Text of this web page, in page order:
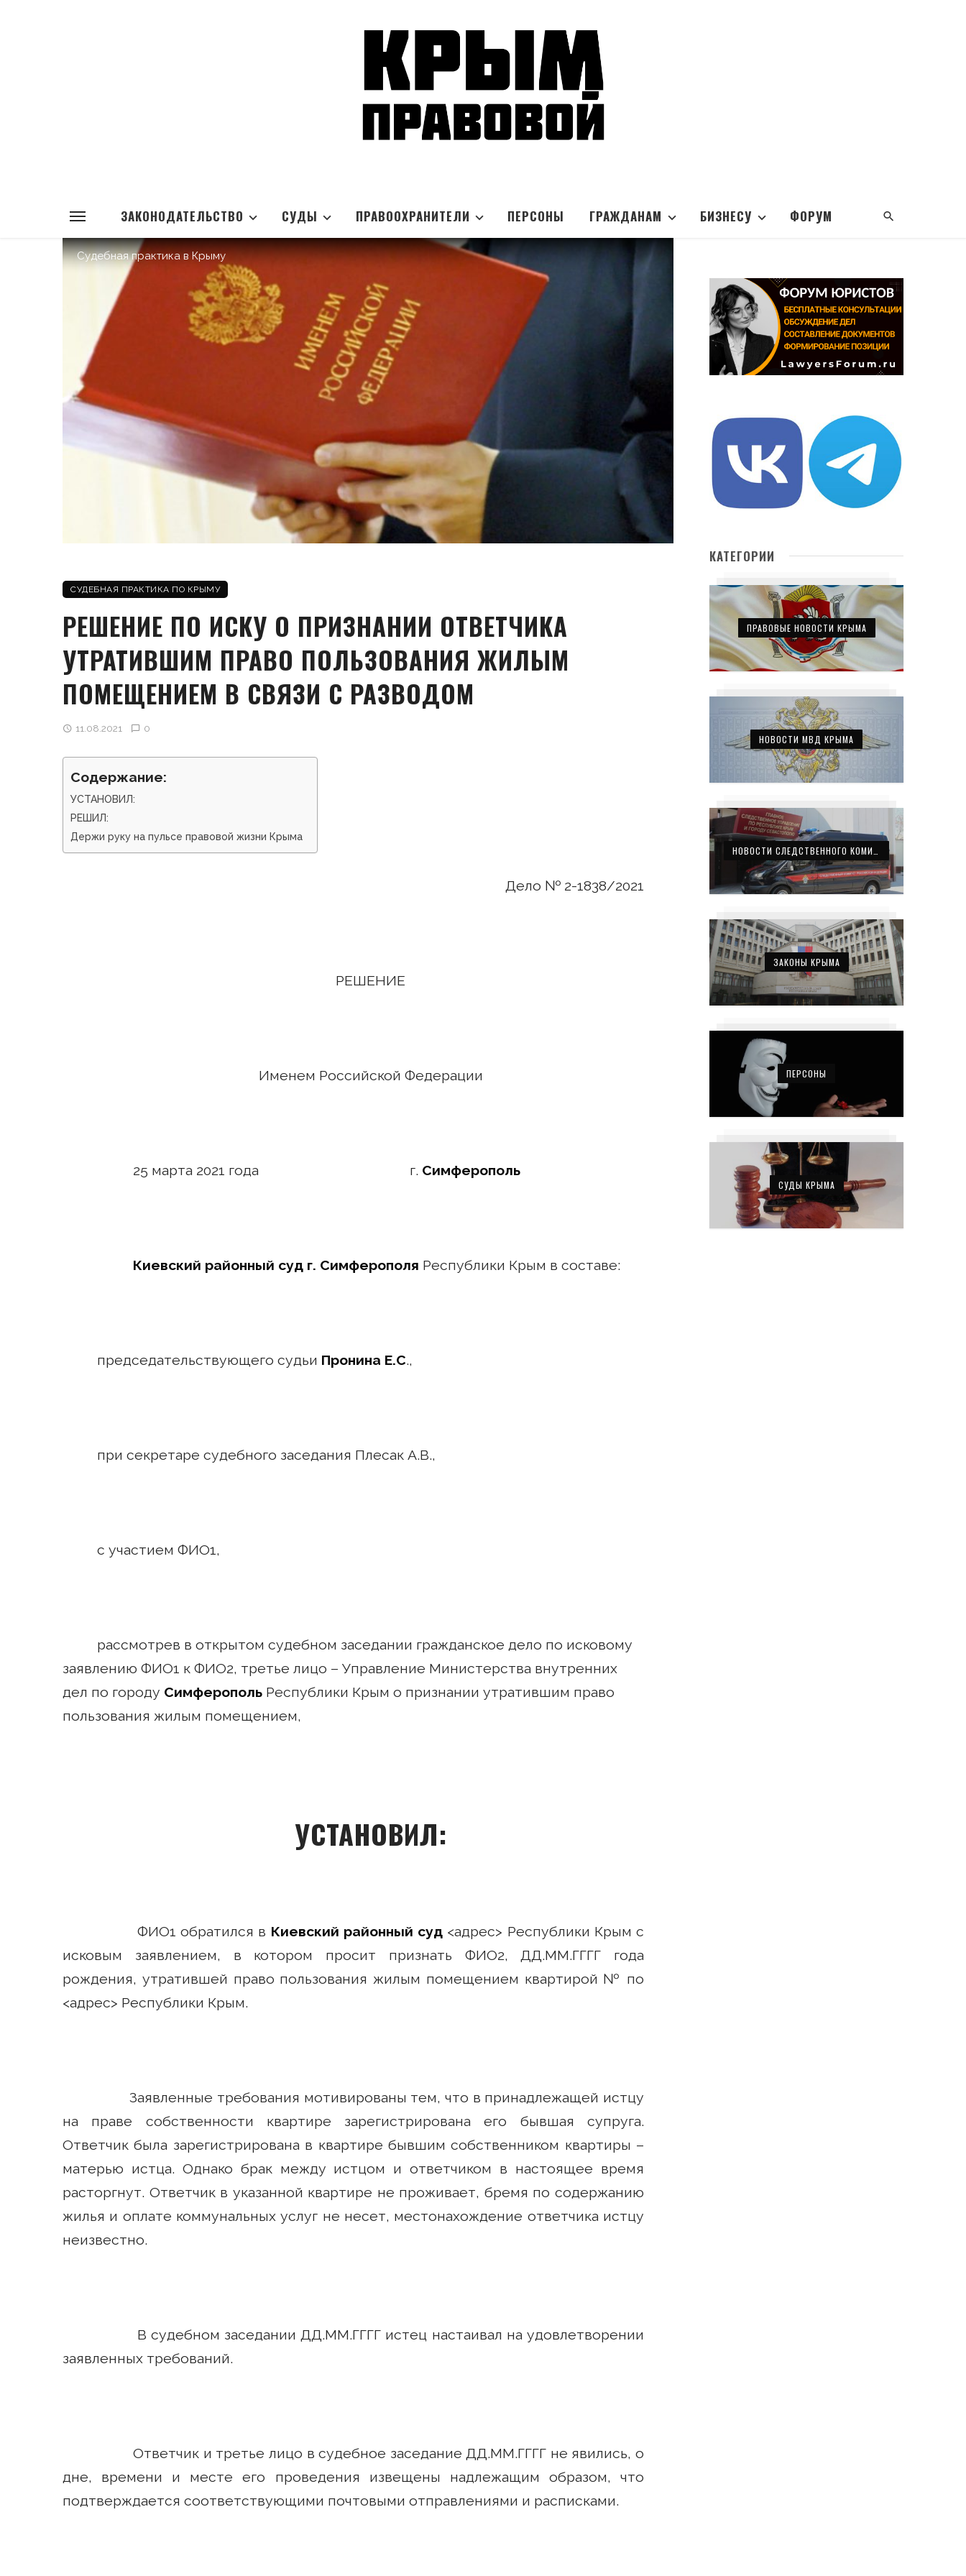
ЗАКОНОДАТЕЛЬСТВО СУДЫ ПРАВООХРАНИТЕЛИ ПЕРСОНЫ ГРАЖДАНАМ БИЗНЕСУ ФОРУМ
Судебная практика в Крыму
СУДЕБНАЯ ПРАКТИКА ПО КРЫМУ
РЕШЕНИЕ ПО ИСКУ О ПРИЗНАНИИ ОТВЕТЧИКА
УТРАТИВШИМ ПРАВО ПОЛЬЗОВАНИЯ ЖИЛЫМ
ПОМЕЩЕНИЕМ В СВЯЗИ С РАЗВОДОМ
11.08.2021 0
Содержание:
УСТАНОВИЛ:
РЕШИЛ:
Держи руку на пульсе правовой жизни Крыма
Дело № 2-1838/2021
РЕШЕНИЕ
Именем Российской Федерации
25 марта 2021 года г. Симферополь
Киевский районный суд г. Симферополя Республики Крым в составе:
председательствующего судьи Пронина Е.С.,
при секретаре судебного заседания Плесак А.В.,
с участием ФИО1,
рассмотрев в открытом судебном заседании гражданское дело по исковому
заявлению ФИО1 к ФИО2, третье лицо – Управление Министерства внутренних
дел по городу Симферополь Республики Крым о признании утратившим право
пользования жилым помещением,
УСТАНОВИЛ:
ФИО1 обратился в Киевский районный суд <адрес> Республики Крым с
исковым заявлением, в котором просит признать ФИО2, ДД.ММ.ГГГГ года
рождения, утратившей право пользования жилым помещением квартирой № по
<адрес> Республики Крым.
Заявленные требования мотивированы тем, что в принадлежащей истцу
на праве собственности квартире зарегистрирована его бывшая супруга.
Ответчик была зарегистрирована в квартире бывшим собственником квартиры –
матерью истца. Однако брак между истцом и ответчиком в настоящее время
расторгнут. Ответчик в указанной квартире не проживает, бремя по содержанию
жилья и оплате коммунальных услуг не несет, местонахождение ответчика истцу
неизвестно.
В судебном заседании ДД.ММ.ГГГГ истец настаивал на удовлетворении
заявленных требований.
Ответчик и третье лицо в судебное заседание ДД.ММ.ГГГГ не явились, о
дне, времени и месте его проведения извещены надлежащим образом, что
подтверждается соответствующими почтовыми отправлениями и расписками.
КАТЕГОРИИ
ПРАВОВЫЕ НОВОСТИ КРЫМА
НОВОСТИ МВД КРЫМА
ЗАКОНЫ КРЫМА
ПЕРСОНЫ
СУДЫ КРЫМА